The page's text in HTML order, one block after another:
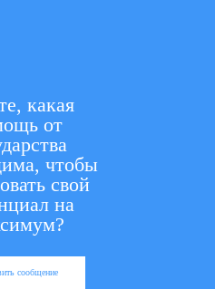
какая
от
чтобы
свой
на
сообщение